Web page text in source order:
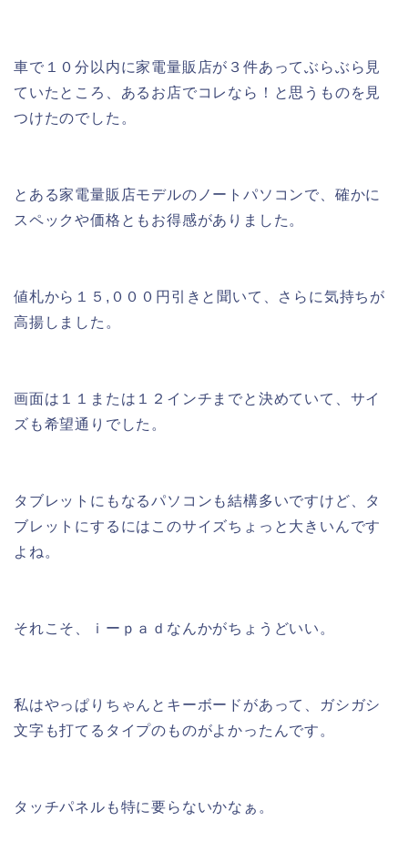
車で１０分以内に家電量販店が３件あってぶらぶら見
ていたところ、あるお店でコレなら！と思うものを見
つけたのでした。
とある家電量販店モデルのノートパソコンで、確かに
スペックや価格ともお得感がありました。
値札から１５,０００円引きと聞いて、さらに気持ちが
高揚しました。
画面は１１または１２インチまでと決めていて、サイ
ズも希望通りでした。
タブレットにもなるパソコンも結構多いですけど、タ
ブレットにするにはこのサイズちょっと大きいんです
よね。
それこそ、ｉーｐａｄなんかがちょうどいい。
私はやっぱりちゃんとキーボードがあって、ガシガシ
文字も打てるタイプのものがよかったんです。
タッチパネルも特に要らないかなぁ。